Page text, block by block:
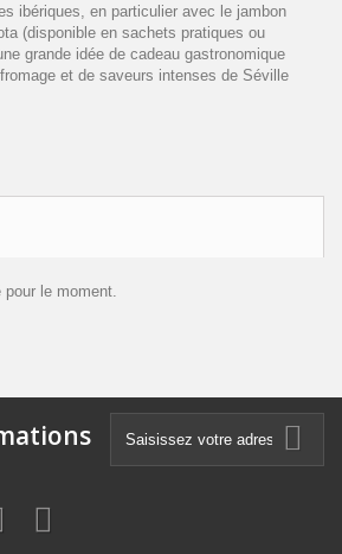
ibériques, en particulier avec le jambon
(disponible en sachets pratiques ou
grande idée de cadeau gastronomique
et de saveurs intenses de Séville
le moment.